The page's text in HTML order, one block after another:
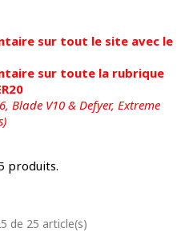
sur tout le site avec le
sur toute la rubrique
Blade V10 & Defyer, Extreme
produits.
de 25 article(s)